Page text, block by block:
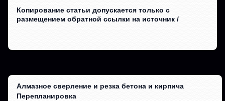
Копирование статьи допускается только с
размещением обратной ссылки на источник /
Алмазное сверление и резка бетона и кирпича
Перепланировка